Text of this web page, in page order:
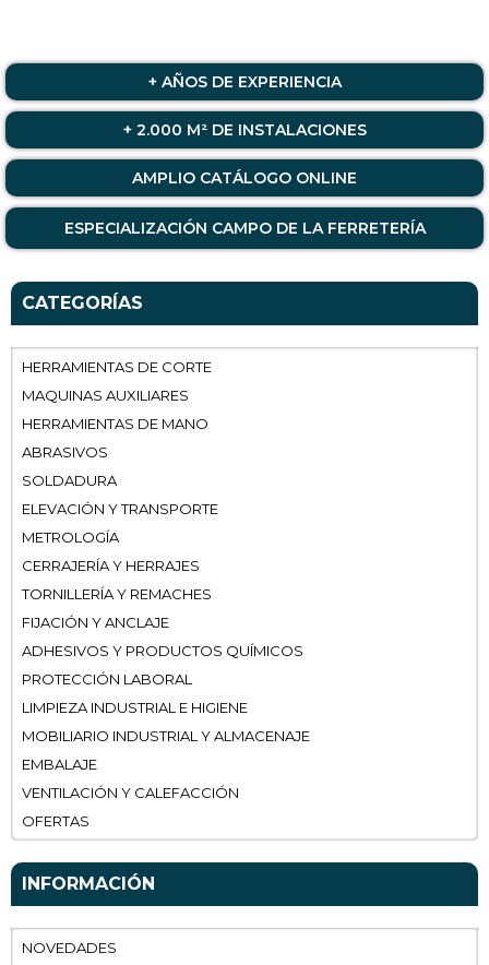
+ AÑOS DE EXPERIENCIA
+ 2.000 M² DE INSTALACIONES
AMPLIO CATÁLOGO ONLINE
ESPECIALIZACIÓN CAMPO DE LA FERRETERÍA
CATEGORÍAS
HERRAMIENTAS DE CORTE
MAQUINAS AUXILIARES
HERRAMIENTAS DE MANO
ABRASIVOS
SOLDADURA
ELEVACIÓN Y TRANSPORTE
METROLOGÍA
CERRAJERÍA Y HERRAJES
TORNILLERÍA Y REMACHES
FIJACIÓN Y ANCLAJE
ADHESIVOS Y PRODUCTOS QUÍMICOS
PROTECCIÓN LABORAL
LIMPIEZA INDUSTRIAL E HIGIENE
MOBILIARIO INDUSTRIAL Y ALMACENAJE
EMBALAJE
VENTILACIÓN Y CALEFACCIÓN
OFERTAS
INFORMACIÓN
NOVEDADES